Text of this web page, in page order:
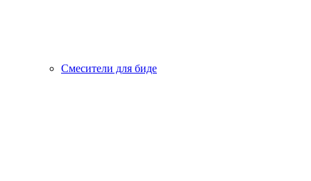
Смесители для биде